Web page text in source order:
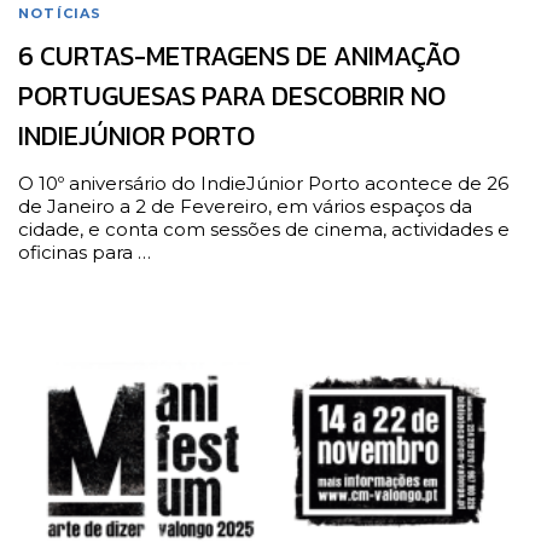
NOTÍCIAS
6 CURTAS-METRAGENS DE ANIMAÇÃO
PORTUGUESAS PARA DESCOBRIR NO
INDIEJÚNIOR PORTO
O 10º aniversário do IndieJúnior Porto acontece de 26
de Janeiro a 2 de Fevereiro, em vários espaços da
cidade, e conta com sessões de cinema, actividades e
oficinas para …